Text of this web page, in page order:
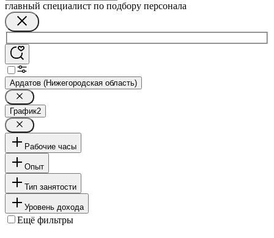
главный специалист по подбору персонала
Ардатов (Нижегородская область)
График2
Рабочие часы
Опыт
Тип занятости
Уровень дохода
Ещё фильтры